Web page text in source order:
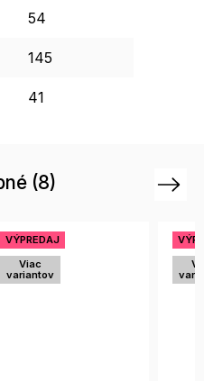
54
145
41
(8)
VÝPREDAJ
variantov
Next